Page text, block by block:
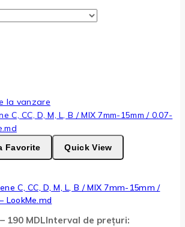
la vanzare
Favorite Quick View
C, CC, D, M, L, B / MIX 7mm-15mm /
LookMe.md
– 190 MDLInterval de prețuri: